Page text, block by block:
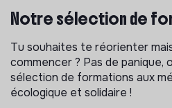
Notre sélection de
Tu souhaites te réorienter
commencer ? Pas de panique,
sélection de formations aux
écologique et solidaire !